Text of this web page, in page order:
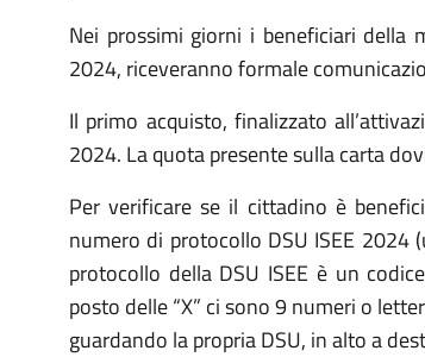
Nei prossimi giorni i beneficiari della
2024, riceveranno formale
Il primo acquisto, finalizzato
2024. La quota presente sulla carta
Per verificare se il cittadino è
numero di protocollo DSU ISEE
protocollo della DSU ISEE è un
posto delle “X” ci sono 9 numeri o
guardando la propria DSU, in alto a